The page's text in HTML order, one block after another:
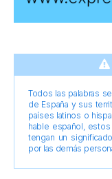
Todos las palabras
de España y sus
países latinos o
hable español,
tengan un
por las demás